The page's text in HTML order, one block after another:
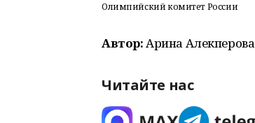
Олимпийский комитет России
Автор:Арина Алекперова
Читайте нас